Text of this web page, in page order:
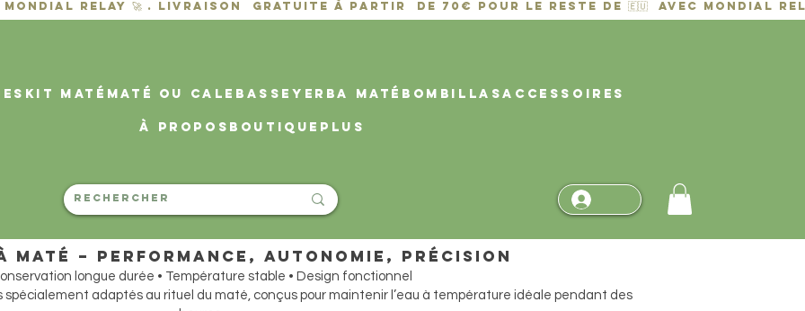
KIT MATÉ MATÉ OU CALEBASSE YERBA MATÉ BOMBILLASACCESSOIRES
À propos Boutique PLUS
Maté – Performance, autonomie, précision
longue durée • Température stable • Design fonctionnel
adaptés au rituel du maté, conçus pour maintenir l’eau à température idéale pendant des